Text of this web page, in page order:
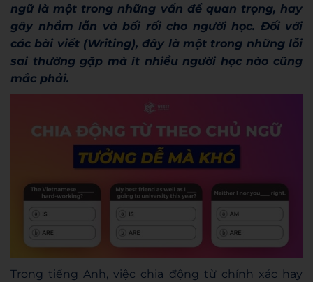
ngữ là một trong những vấn đề quan trọng, hay
gây nhầm lẫn và bối rối cho người học. Đối với
các bài viết (Writing), đây là một trong những lỗi
sai thường gặp mà ít nhiều người học nào cũng
mắc phải.
Trong tiếng Anh, việc chia động từ chính xác hay